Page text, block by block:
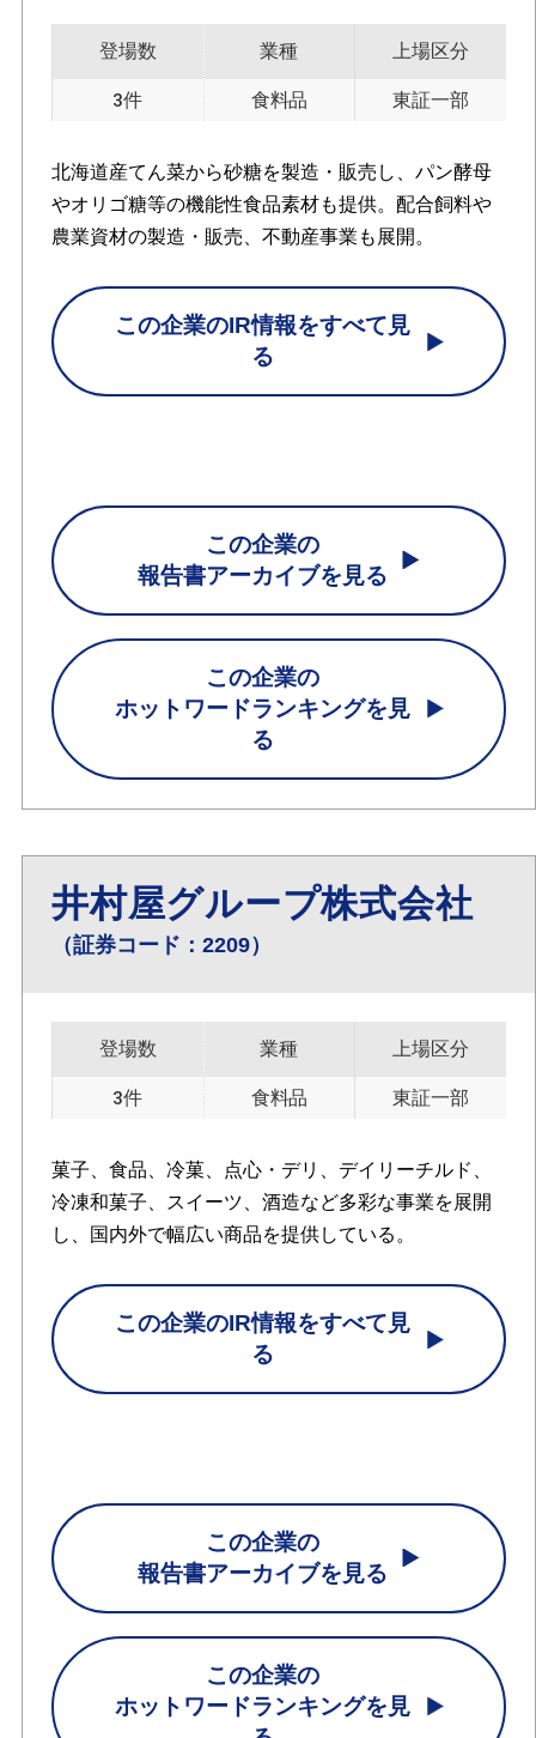
登場数
3件
業種
食料品
上場区分
東証一部
北海道産てん菜から砂糖を製造・販売し、パン酵母
やオリゴ糖等の機能性食品素材も提供。配合飼料や
農業資材の製造・販売、不動産事業も展開。
この企業のIR情報をすべて見
る
この企業の
報告書アーカイブを見る
この企業の
ホットワードランキングを見
る
井村屋グループ株式会社
（証券コード：2209）
登場数
3件
業種
食料品
上場区分
東証一部
菓子、食品、冷菓、点心・デリ、デイリーチルド、
冷凍和菓子、スイーツ、酒造など多彩な事業を展開
し、国内外で幅広い商品を提供している。
この企業のIR情報をすべて見
る
この企業の
報告書アーカイブを見る
この企業の
ホットワードランキングを見